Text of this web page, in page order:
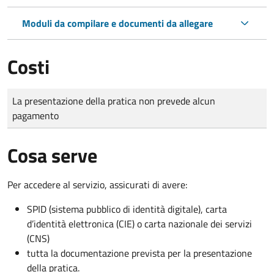
Moduli da compilare e documenti da allegare
Costi
Tipo di pagamento
Importo
La presentazione della pratica non prevede alcun
pagamento
Cosa serve
Per accedere al servizio, assicurati di avere:
SPID (sistema pubblico di identità digitale), carta
d’identità elettronica (CIE) o carta nazionale dei servizi
(CNS)
tutta la documentazione prevista per la presentazione
della pratica.